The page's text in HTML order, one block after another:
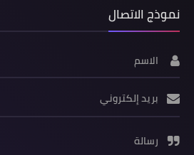
نموذج الاتصال
الاسم
بريد إلكتروني
رسالة